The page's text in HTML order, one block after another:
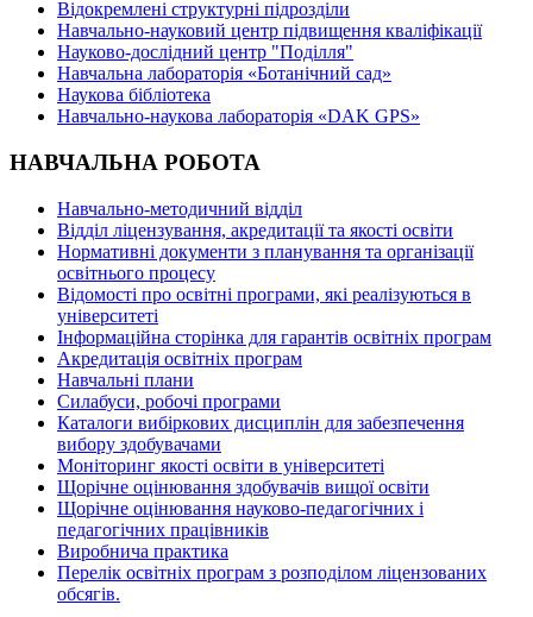
Відокремлені структурні підрозділи
Навчально-науковий центр підвищення кваліфікації
Науково-дослідний центр "Поділля"
Навчальна лабораторія «Ботанічний сад»
Наукова бібліотека
Навчально-наукова лабораторія «DAK GPS»
НАВЧАЛЬНА РОБОТА
Навчально-методичний відділ
Відділ ліцензування, акредитації та якості освіти
Нормативні документи з планування та організації
освітнього процесу
Відомості про освітні програми, які реалізуються в
університеті
Інформаційна сторінка для гарантів освітніх програм
Акредитація освітніх програм
Навчальні плани
Силабуси, робочі програми
Каталоги вибіркових дисциплін для забезпечення
вибору здобувачами
Моніторинг якості освіти в університеті
Щорічне оцінювання здобувачів вищої освіти
Щорічне оцінювання науково-педагогічних і
педагогічних працівників
Виробнича практика
Перелік освітніх програм з розподілoм ліцензoваних
oбсягів.